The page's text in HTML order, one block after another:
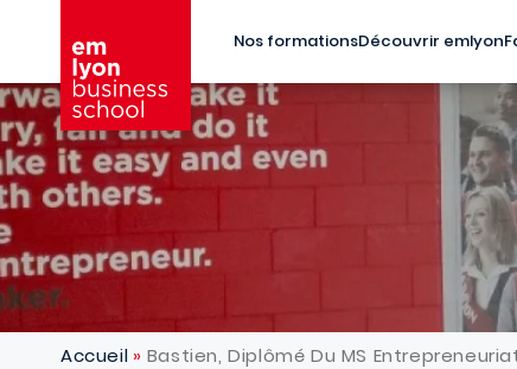
Nos formationsDécouvrir emlyon
Accueil Bastien, Diplômé Du MS